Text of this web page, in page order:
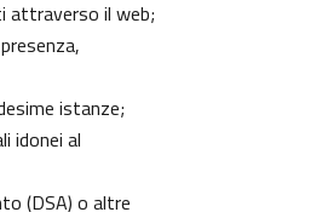
attraverso il web;
istanze;
idonei al
(DSA) o altre